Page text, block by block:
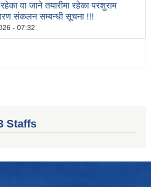
वा जाने तयारीमा रहेका परशुराम
संकलन सम्बन्धी सूचना !!!
- 07:32
Staffs